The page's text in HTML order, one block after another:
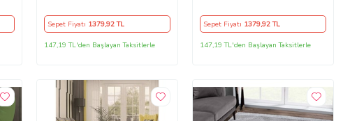
Sepet Fiyatı 1379,92 TL
147,19 TL'den Başlayan Taksitlerle
Yolluk (Beyaz)
Sepet Fiyatı 1379,92 TL
147,19 TL'den Başlayan Taksitlerle